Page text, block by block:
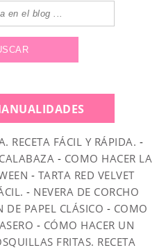
RECETA FÁCIL Y RÁPIDA. -
- COMO HACER LA
- TARTA RED VELVET
- NEVERA DE CORCHO
DE PAPEL CLÁSICO - COMO
- CÓMO HACER UN
FRITAS. RECETA